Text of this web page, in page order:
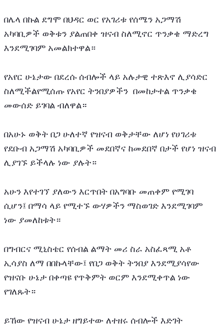
በሌላ በኩል ደግሞ በህዳር ወር የአገሪቱ የሰሜን አጋማሽ
አካባቢዎች ወቅቱን ያልጠበቀ ዝናብ ስለሚኖር ጥንቃቄ ማድረግ
እንደሚገባም አመልክተዋል።
የአየር ሁኔታው በደረሱ ሰብሎች ላይ አሉታዊ ተጽእኖ ሊያሳድር
ስለሚችልየሚሰጡ የአየር ትንበያዎችን  በመከታተል ጥንቃቄ
መውሰድ ይገባል ብለዋል።
በአሁኑ ወቅት በጋ ሁለተኛ የዝናብ ወቅታቸው ለሆነ የሀገሪቱ
የደቡብ አጋማሽ አካባቢዎች መደበኛና ከመደበኛ በታች የሆነ ዝናብ
ሊያገኙ ይችላሉ ነው ያሉት።
አሁን እየተገኘ ያለውን እርጥበት በአግባቡ መጠቀም የሚገባ
ሲሆን፤ በማሳ ላይ የሚተኙ ውሃዎችን ማስወገድ እንደሚገባም
ነው ያመለከቱት።
በግብርና ሚኒስቴር የሰብል ልማት መሪ ስራ አስፈጻሚ አቶ
ኢሳያስ ለማ በበኩላቸው፤ የበጋ ወቅት ትንበያ እንደሚያሳየው
የዝናቡ ሁኔታ በቀጣዩ የጥቅምት ወርም እንደሚቀጥል ነው
የገለጹት።
ይኸው የዝናብ ሁኔታ ዘግይተው ለተዘሩ ሰብሎች እድገት